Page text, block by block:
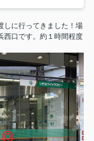
に行ってきました！ 場
口です。 約１時間程度